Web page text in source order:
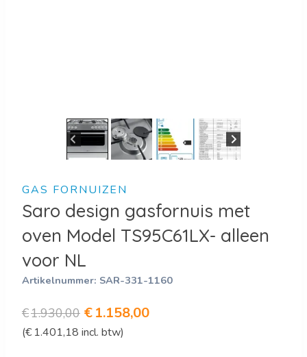
GAS FORNUIZEN
Saro design gasfornuis met
oven Model TS95C61LX- alleen
voor NL
Artikelnummer: SAR-331-1160
€1.930,00 Oorspronkelijke
prijs
€1.158,00Huidige
(€ 1.401,18 incl. btw)